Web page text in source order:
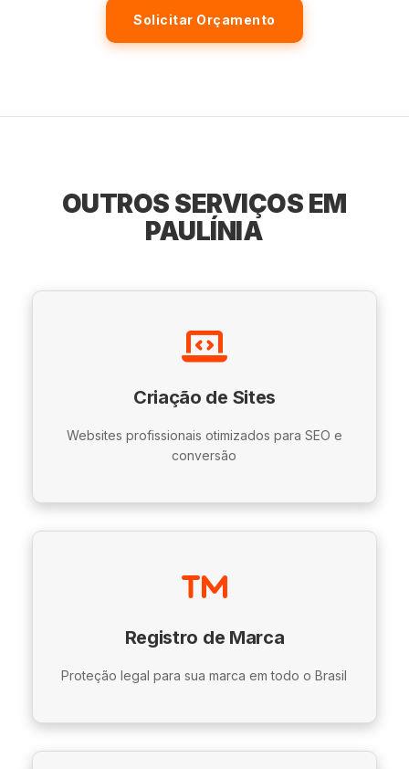
Solicitar Orçamento
OUTROS SERVIÇOS EM
PAULÍNIA
Criação de Sites
Websites profissionais otimizados para SEO e
conversão
Registro de Marca
Proteção legal para sua marca em todo o Brasil